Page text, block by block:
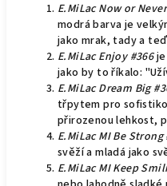
E.MiLac Now or
modrá barva je
jako mrak, tady a
E.MiLac Enjoy #366je
jako by to říkalo:
E.MiLac Dream Big
třpytem pro
přirozenou lehkost,
E.MiLac MI Be Strong
svěží a mladá jako
E.MiLac MI Keep